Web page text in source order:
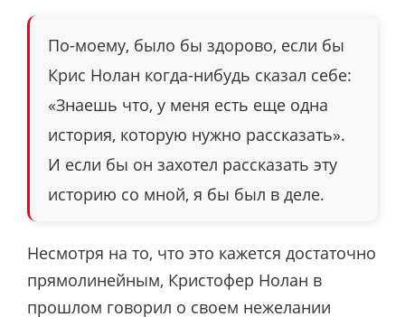
По-моему, было бы здорово, если бы
Крис Нолан когда-нибудь сказал себе:
«Знаешь что, у меня есть еще одна
история, которую нужно рассказать».
И если бы он захотел рассказать эту
историю со мной, я бы был в деле.
Несмотря на то, что это кажется достаточно
прямолинейным, Кристофер Нолан в
прошлом говорил о своем нежелании